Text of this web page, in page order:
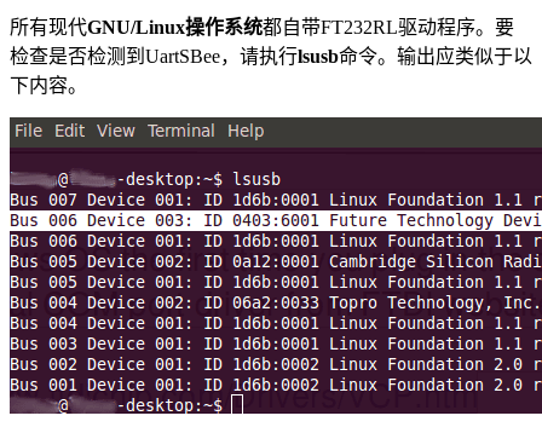
所有现代GNU/Linux操作系统都自带FT232RL驱动程序。要
检查是否检测到UartSBee，请执行lsusb命令。输出应类似于以
下内容。